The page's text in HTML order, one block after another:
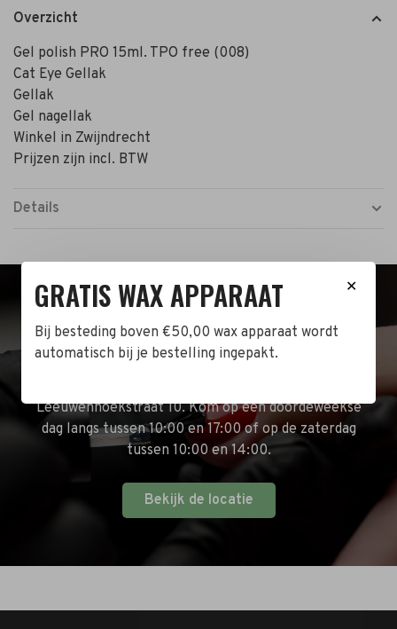
Overzicht
Gel polish PRO 15ml. TPO free (008)
Cat Eye Gellak
Gellak
Gel nagellak
Winkel in Zwijndrecht
Prijzen zijn incl. BTW
Details
BEZOEK DE WINKEL!
Naast de online shop hebben wij ook een fysieke
Leeuwenhoekstraat 10. Kom op een doordeweekse
dag langs tussen 10:00 en 17:00 of op de zaterdag
tussen 10:00 en 14:00.
Bekijk de locatie
✕
GRATIS WAX APPARAAT
Bij besteding boven €50,00 wax apparaat wordt
automatisch bij je bestelling ingepakt.